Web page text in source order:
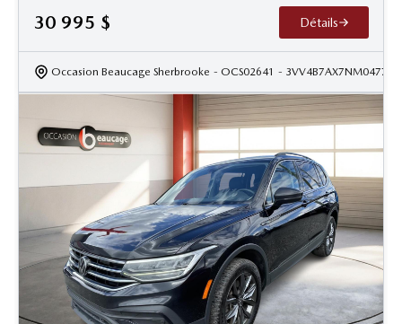
30 995 $ Détails
Occasion Beaucage Sherbrooke - OCS02641 - 3VV4B7AX7NM047774